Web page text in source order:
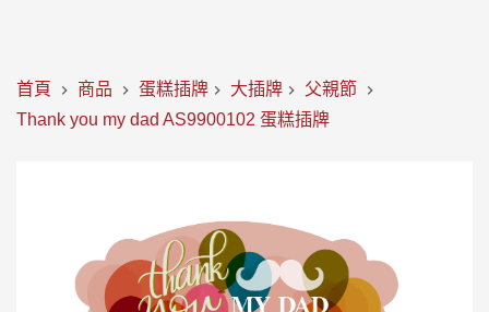
首頁 商品 蛋糕插牌 大插牌
父親節
Thank you my dad AS9900102 蛋糕插牌